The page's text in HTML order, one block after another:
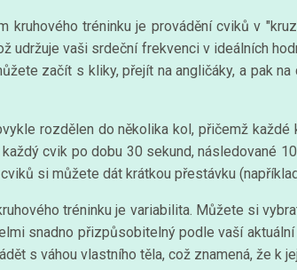
kruhového tréninku je provádění cviků v
udržuje vaši srdeční frekvenci v ideálních
začít s kliky, přejít na angličáky, a pak
rozdělen do několika kol, přičemž
cvik po dobu 30 sekund, následované
si můžete dát krátkou přestávku
tréninku je variabilita. Můžete si
snadno přizpůsobitelný podle vaší
s váhou vlastního těla, což znamená, že k